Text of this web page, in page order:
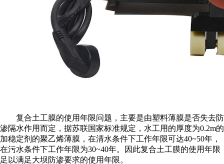
复合土工膜的使用年限问题，主要是由塑料薄膜是否失去防
渗隔水作用而定，据苏联国家标准规定，水工用的厚度为0.2m的
加稳定剂的聚乙烯薄膜，在清水条件下工作年限可达40~50年，
在污水条件下工作年限为30~40年。因此复合土工膜的使用年限
足以满足大坝防渗要求的使用年限。